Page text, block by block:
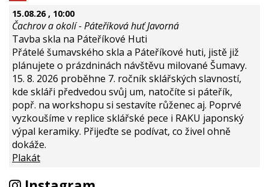
15.08.26, 10:00
Čachrov a okolí - Páteříková huť Javorná
Tavba skla na Páteříkové Huti
Přátelé šumavského skla a Páteříkové huti, jistě již
plánujete o prázdninách návštěvu milované Šumavy.
15. 8. 2026 proběhne 7. ročník sklářských slavností,
kde skláři předvedou svůj um, natočíte si páteřík,
popř. na workshopu si sestavíte růženec aj. Poprvé
vyzkoušíme v replice sklářské pece i RAKU japonský
výpal keramiky. Přijeďte se podívat, co živel ohně
dokáže.
Plakát